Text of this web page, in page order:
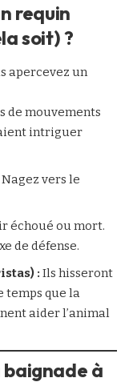
requin
soit) ?
apercevez un
de mouvements
intriguer
Nagez vers le
échoué ou mort.
de défense.
: Ils hisseront
temps que la
aider l’animal
baignade à